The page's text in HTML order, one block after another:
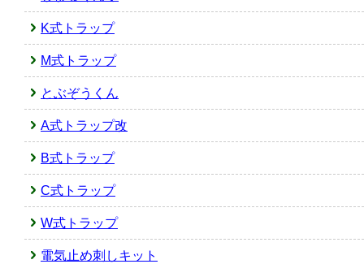
K式トラップ
M式トラップ
とぶぞうくん
A式トラップ改
B式トラップ
C式トラップ
W式トラップ
電気止め刺しキット